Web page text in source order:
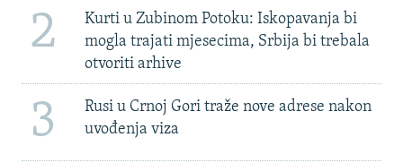
2
Kurti u Zubinom Potoku: Iskopavanja bi
mogla trajati mjesecima, Srbija bi trebala
otvoriti arhive
3
Rusi u Crnoj Gori traže nove adrese nakon
uvođenja viza